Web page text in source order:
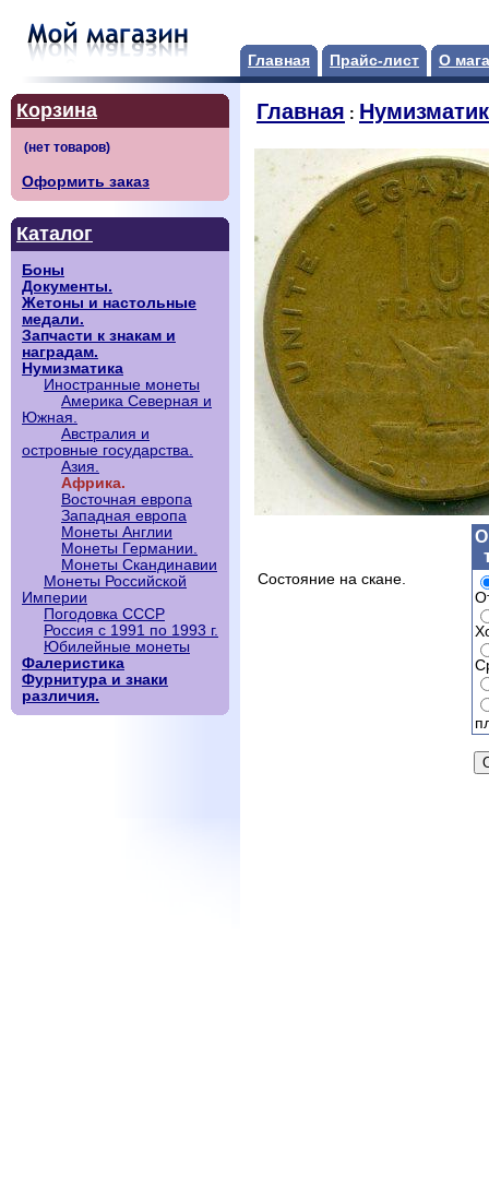
Главная Прайс-лист О
Корзина
Оформить заказ
Каталог
Боны
Документы.
Жетоны и настольные
медали.
Запчасти к знакам и
наградам.
Нумизматика
Иностранные монеты
Америка Северная и
Южная.
Австралия и
островные государства.
Азия.
Африка.
Восточная европа
Западная европа
Монеты Англии
Монеты Германии.
Монеты Скандинавии
Монеты Российской
Империи
Погодовка СССР
Россия с 1991 по 1993 г.
Юбилейные монеты
Фалеристика
Фурнитура и знаки
различия.
Главная :
Состояние на скане.